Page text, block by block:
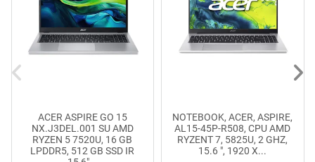
ACER ASPIRE GO 15
NX.J3DEL.001 SU AMD
RYZEN 5 7520U, 16 GB
LPDDR5, 512 GB SSD IR
NOTEBOOK, ACER, ASPIRE,
AL15-45P-R508, CPU AMD
RYZENT 7, 5825U, 2 GHZ,
15.6 ", 1920 X...